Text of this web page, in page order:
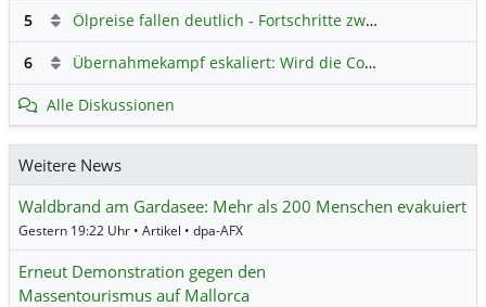
5 Ölpreise fallen deutlich - Fortschritte zwischen USA und Iran belasten
6 Übernahmekampf eskaliert: Wird die Commerzbank italienisch?
Alle Diskussionen
Weitere News
Waldbrand am Gardasee: Mehr als 200 Menschen evakuiert
Gestern 19:22 Uhr • Artikel • dpa-AFX
Erneut Demonstration gegen den
Massentourismus auf Mallorca